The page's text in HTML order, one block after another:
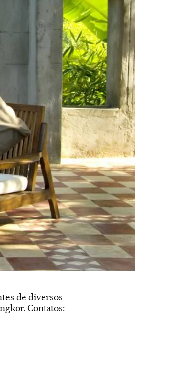
de diversos
Contatos: